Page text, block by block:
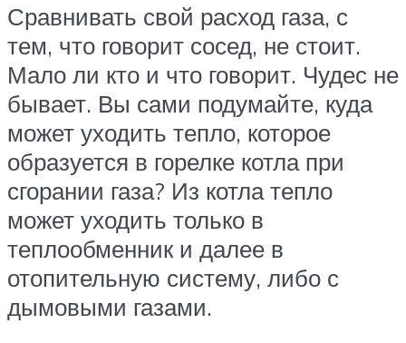
Сравнивать свой расход газа, с
тем, что говорит сосед, не стоит.
Мало ли кто и что говорит. Чудес не
бывает. Вы сами подумайте, куда
может уходить тепло, которое
образуется в горелке котла при
сгорании газа? Из котла тепло
может уходить только в
теплообменник и далее в
отопительную систему, либо с
дымовыми газами.